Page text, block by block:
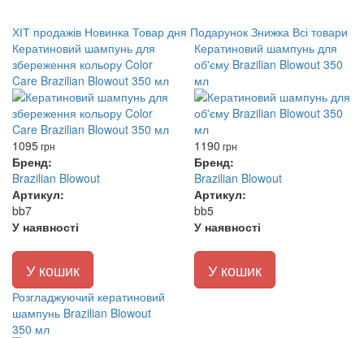
ХІТ продажів Новинка Товар дня Подарунок Знижка Всі товари
Кератиновий шампунь для
збереження кольору Color
Care Brazilian Blowout 350 мл
1095грн
Бренд:
Brazilian Blowout
Артикул:
bb7
У наявності
У кошик
Кератиновий шампунь для
об'єму Brazilian Blowout 350
мл
1190 грн
Бренд:
Brazilian Blowout
Артикул:
bb5
У наявності
У кошик
Розгладжуючий кератиновий
шампунь Brazilian Blowout
350 мл